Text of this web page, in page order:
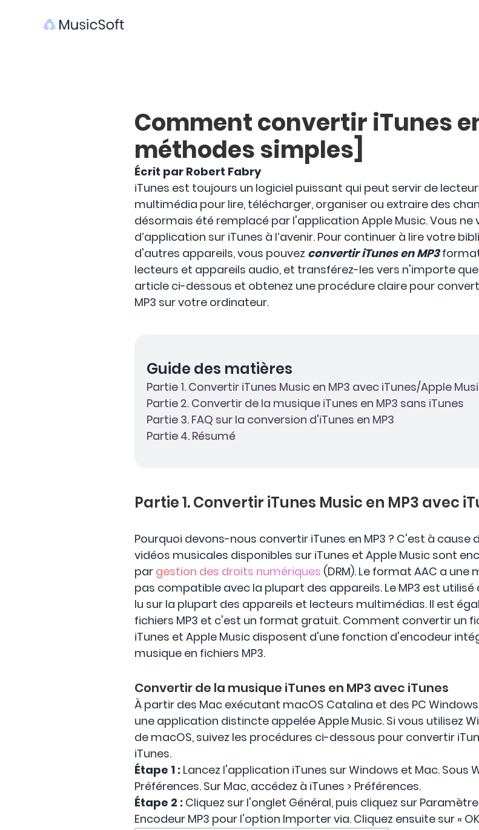
Comment convertir iTunes
méthodes simples]
Écrit par Robert Fabry
iTunes est toujours un logiciel puissant qui peut servir de
multimédia pour lire, télécharger, organiser ou extraire des
désormais été remplacé par l'application Apple Music. Vous
d’application sur iTunes à l’avenir. Pour continuer à lire votre
d'autres appareils, vous pouvez convertir iTunes en MP3format
lecteurs et appareils audio, et transférez-les vers n'importe
article ci-dessous et obtenez une procédure claire pour
MP3 sur votre ordinateur.
Guide des matières
Partie 1. Convertir iTunes Music en MP3 avec iTunes/Apple
Partie 2. Convertir de la musique iTunes en MP3 sans iTunes
Partie 3. FAQ sur la conversion d'iTunes en MP3
Partie 4. Résumé
Partie 1. Convertir iTunes Music en MP3 avec
Pourquoi devons-nous convertir iTunes en MP3 ? C'est à
vidéos musicales disponibles sur iTunes et Apple Music sont
par gestion des droits numériques (DRM). Le format AAC a
pas compatible avec la plupart des appareils. Le MP3 est
lu sur la plupart des appareils et lecteurs multimédias. Il est
fichiers MP3 et c'est un format gratuit. Comment convertir un
iTunes et Apple Music disposent d'une fonction d'encodeur
musique en fichiers MP3.
Convertir de la musique iTunes en MP3 avec iTunes
À partir des Mac exécutant macOS Catalina et des PC
une application distincte appelée Apple Music. Si vous utilisez
de macOS, suivez les procédures ci-dessous pour convertir
iTunes.
Étape 1 : Lancez l'application iTunes sur Windows et Mac. Sous
Préférences. Sur Mac, accédez à iTunes > Préférences.
Étape 2 : Cliquez sur l'onglet Général, puis cliquez sur
Encodeur MP3 pour l'option Importer via. Cliquez ensuite sur «